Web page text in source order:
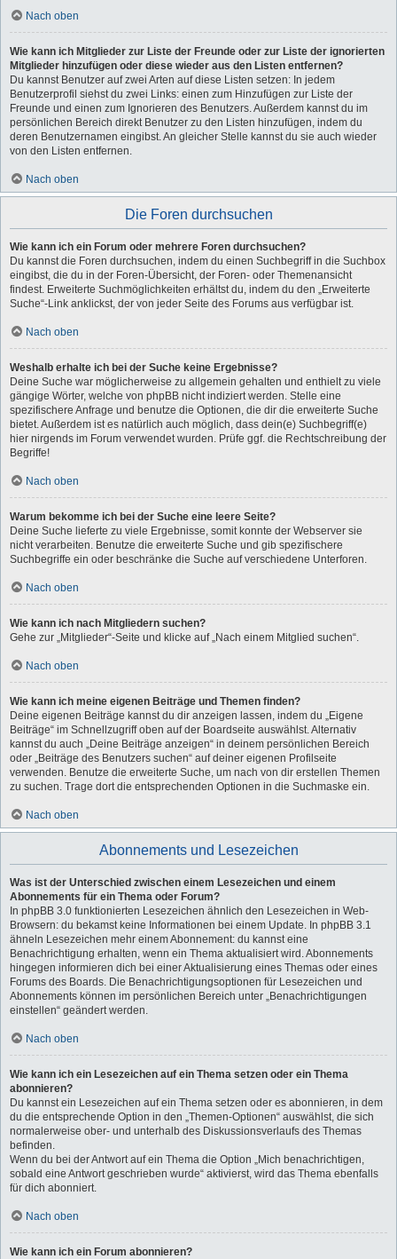
Nach oben
Wie kann ich Mitglieder zur Liste der Freunde oder zur Liste der ignorierten
Mitglieder hinzufügen oder diese wieder aus den Listen entfernen?
Du kannst Benutzer auf zwei Arten auf diese Listen setzen: In jedem
Benutzerprofil siehst du zwei Links: einen zum Hinzufügen zur Liste der
Freunde und einen zum Ignorieren des Benutzers. Außerdem kannst du im
persönlichen Bereich direkt Benutzer zu den Listen hinzufügen, indem du
deren Benutzernamen eingibst. An gleicher Stelle kannst du sie auch wieder
von den Listen entfernen.
Nach oben
Die Foren durchsuchen
Wie kann ich ein Forum oder mehrere Foren durchsuchen?
Du kannst die Foren durchsuchen, indem du einen Suchbegriff in die Suchbox
eingibst, die du in der Foren-Übersicht, der Foren- oder Themenansicht
findest. Erweiterte Suchmöglichkeiten erhältst du, indem du den „Erweiterte
Suche“-Link anklickst, der von jeder Seite des Forums aus verfügbar ist.
Nach oben
Weshalb erhalte ich bei der Suche keine Ergebnisse?
Deine Suche war möglicherweise zu allgemein gehalten und enthielt zu viele
gängige Wörter, welche von phpBB nicht indiziert werden. Stelle eine
spezifischere Anfrage und benutze die Optionen, die dir die erweiterte Suche
bietet. Außerdem ist es natürlich auch möglich, dass dein(e) Suchbegriff(e)
hier nirgends im Forum verwendet wurden. Prüfe ggf. die Rechtschreibung der
Begriffe!
Nach oben
Warum bekomme ich bei der Suche eine leere Seite?
Deine Suche lieferte zu viele Ergebnisse, somit konnte der Webserver sie
nicht verarbeiten. Benutze die erweiterte Suche und gib spezifischere
Suchbegriffe ein oder beschränke die Suche auf verschiedene Unterforen.
Nach oben
Wie kann ich nach Mitgliedern suchen?
Gehe zur „Mitglieder“-Seite und klicke auf „Nach einem Mitglied suchen“.
Nach oben
Wie kann ich meine eigenen Beiträge und Themen finden?
Deine eigenen Beiträge kannst du dir anzeigen lassen, indem du „Eigene
Beiträge“ im Schnellzugriff oben auf der Boardseite auswählst. Alternativ
kannst du auch „Deine Beiträge anzeigen“ in deinem persönlichen Bereich
oder „Beiträge des Benutzers suchen“ auf deiner eigenen Profilseite
verwenden. Benutze die erweiterte Suche, um nach von dir erstellen Themen
zu suchen. Trage dort die entsprechenden Optionen in die Suchmaske ein.
Nach oben
Abonnements und Lesezeichen
Was ist der Unterschied zwischen einem Lesezeichen und einem
Abonnements für ein Thema oder Forum?
In phpBB 3.0 funktionierten Lesezeichen ähnlich den Lesezeichen in Web-
Browsern: du bekamst keine Informationen bei einem Update. In phpBB 3.1
ähneln Lesezeichen mehr einem Abonnement: du kannst eine
Benachrichtigung erhalten, wenn ein Thema aktualisiert wird. Abonnements
hingegen informieren dich bei einer Aktualisierung eines Themas oder eines
Forums des Boards. Die Benachrichtigungsoptionen für Lesezeichen und
Abonnements können im persönlichen Bereich unter „Benachrichtigungen
einstellen“ geändert werden.
Nach oben
Wie kann ich ein Lesezeichen auf ein Thema setzen oder ein Thema
abonnieren?
Du kannst ein Lesezeichen auf ein Thema setzen oder es abonnieren, in dem
du die entsprechende Option in den „Themen-Optionen“ auswählst, die sich
normalerweise ober- und unterhalb des Diskussionsverlaufs des Themas
befinden.
Wenn du bei der Antwort auf ein Thema die Option „Mich benachrichtigen,
sobald eine Antwort geschrieben wurde“ aktivierst, wird das Thema ebenfalls
für dich abonniert.
Nach oben
Wie kann ich ein Forum abonnieren?